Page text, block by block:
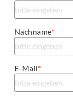
Nachname*
E-Mail*